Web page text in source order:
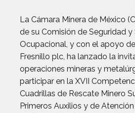
La Cámara Minera de México
de su Comisión de Seguridad y
Ocupacional, y con el apoyo
Fresnillo plc, ha lanzado la
operaciones mineras y
participar en la XVII
Cuadrillas de Rescate Minero
Primeros Auxilios y de